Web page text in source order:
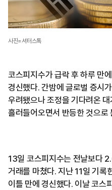
사진=셔터스톡
코스피지수가 급락 후 하루 만
경신했다. 간밤에 글로벌 증시
우려됐으나 조정을 기다려온
흘러들어오면서 반등한 것으로
13일 코스피지수는 전날보다
거래를 마쳤다. 지난 11일 기
이틀 만에 경신했다. 이날 코스